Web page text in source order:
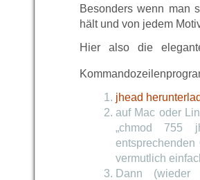
Besonders wenn man
hält und von jedem
Hier also die
jhead
auf Mac oder
„chmod 755
vermutlich
Dann